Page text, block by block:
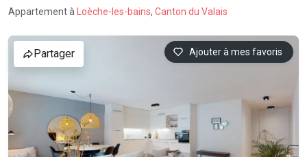
Appartement à Loèche-les-bains, Canton du Valais
Ajouter à mes favoris
Partager